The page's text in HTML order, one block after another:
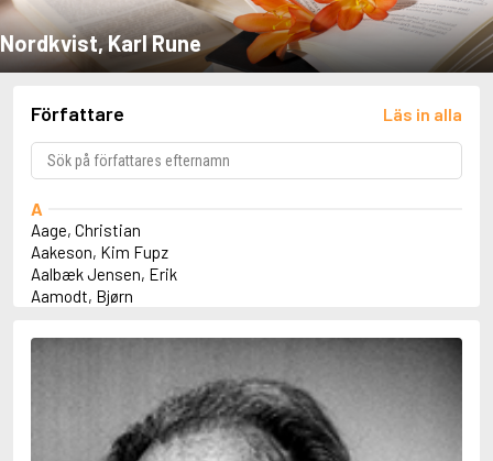
Nordkvist, Karl Rune
Författare Läs in alla
A
Aage, Christian
Aakeson, Kim Fupz
Aalbæk Jensen, Erik
Aamodt, Bjørn
Abbey, Kieran
Abdel-Fattah, Randa
Abdolah, Kader